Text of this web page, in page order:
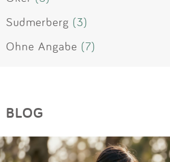
Sudmerberg (3)
Ohne Angabe (7)
BLOG